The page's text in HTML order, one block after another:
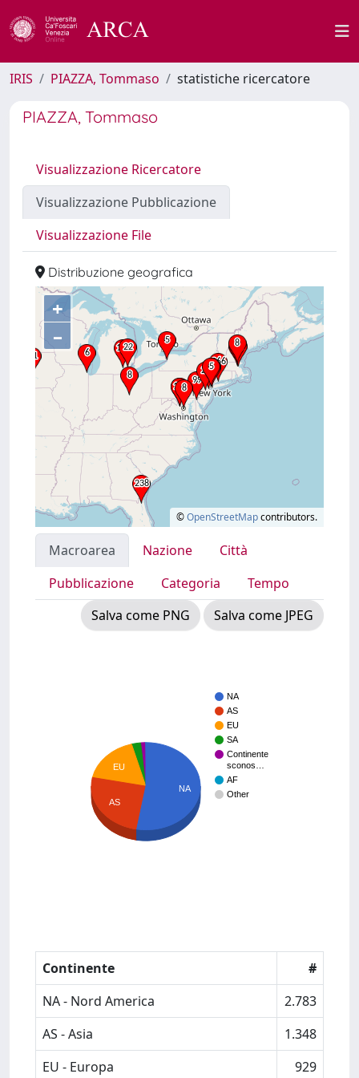
IRIS PIAZZA, Tommaso statistiche ricercatore
PIAZZA, Tommaso
Visualizzazione Ricercatore
Visualizzazione Pubblicazione
Visualizzazione File
Distribuzione geografica
+
–
©OpenStreetMapcontributors.
Macroarea Nazione
Città
Pubblicazione
Categoria
Tempo
Salva come PNG
Salva come JPEG
NA
AS
EU
SA
Continente
sconos…
AF
Other
EU
AS
NA
Continente
#
NA - Nord America
2.783
AS - Asia
1.348
EU - Europa
929